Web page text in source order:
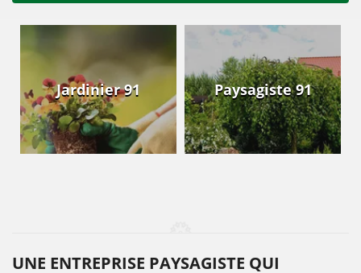
Jardinier 91 Paysagiste 91
UNE ENTREPRISE PAYSAGISTE QUI